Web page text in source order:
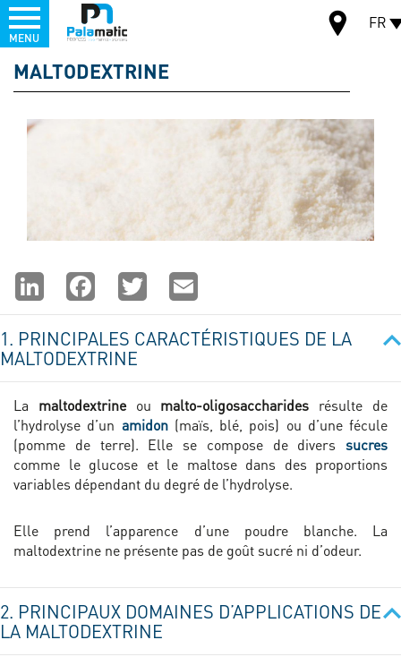
au
contenu
principal
Menu
CARTE
FR
MENU
MALTODEXTRINE
Partager
la
page
LinkedIn Facebook Twitter
1. PRINCIPALES CARACTÉRISTIQUES DE LA
MALTODEXTRINE
La maltodextrine ou malto-oligosaccharides résulte de
l’hydrolyse d’un amidon(maïs, blé, pois) ou d’une fécule
(pomme de terre). Elle se compose de divers sucres
comme le glucose et le maltose dans des proportions
variables dépendant du degré de l’hydrolyse.
Elle prend l’apparence d’une poudre blanche. La
maltodextrine ne présente pas de goût sucré ni d’odeur.
2. PRINCIPAUX DOMAINES D’APPLICATIONS DE
LA MALTODEXTRINE